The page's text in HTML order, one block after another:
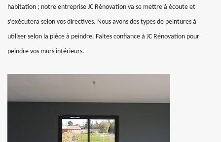
habitation ; notre entreprise JC Rénovation va se mettre à écoute et
s’exécutera selon vos directives. Nous avons des types de peintures à
utiliser selon la pièce à peindre. Faites confiance à JC Rénovation pour
peindre vos murs intérieurs.